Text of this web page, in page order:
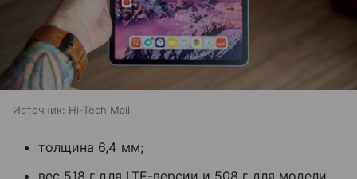
Источник: Hi-Tech Mail
толщина 6,4 мм;